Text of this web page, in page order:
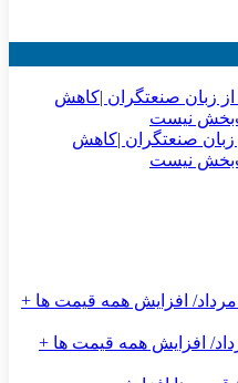
صنعتگران |کاهش
نیست
طلا و سکه امروز شنبه 17مرداد/ افزایش همه قیمت ها +